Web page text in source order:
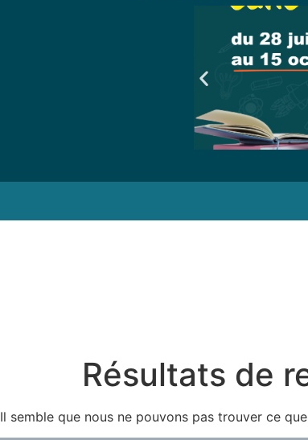
Résultats de
Il semble que nous ne pouvons pas trouver ce